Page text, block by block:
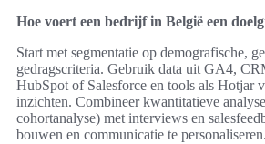
Hoe voert een bedrijf in België een
Start met segmentatie op demografische,
gedragscriteria. Gebruik data uit GA4,
HubSpot of Salesforce en tools als Hotjar
inzichten. Combineer kwantitatieve
cohortanalyse) met interviews en
bouwen en communicatie te personaliseren.